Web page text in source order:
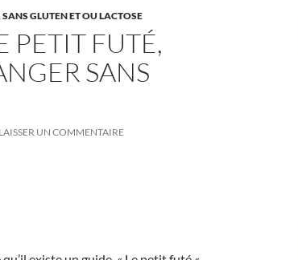
SANS GLUTEN ET OU LACTOSE
PETIT FUTÉ,
SANS
LAISSER UN COMMENTAIRE